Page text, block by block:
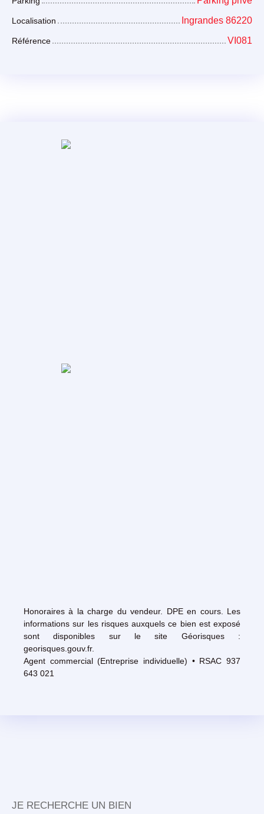
Localisation Ingrandes 86220
Référence VI081
Honoraires à la charge du vendeur. DPE en cours. Les
informations sur les risques auxquels ce bien est exposé
sont disponibles sur le site Géorisques :
georisques.gouv.fr.
Agent commercial (Entreprise individuelle) • RSAC 937
643 021
JE RECHERCHE UN BIEN